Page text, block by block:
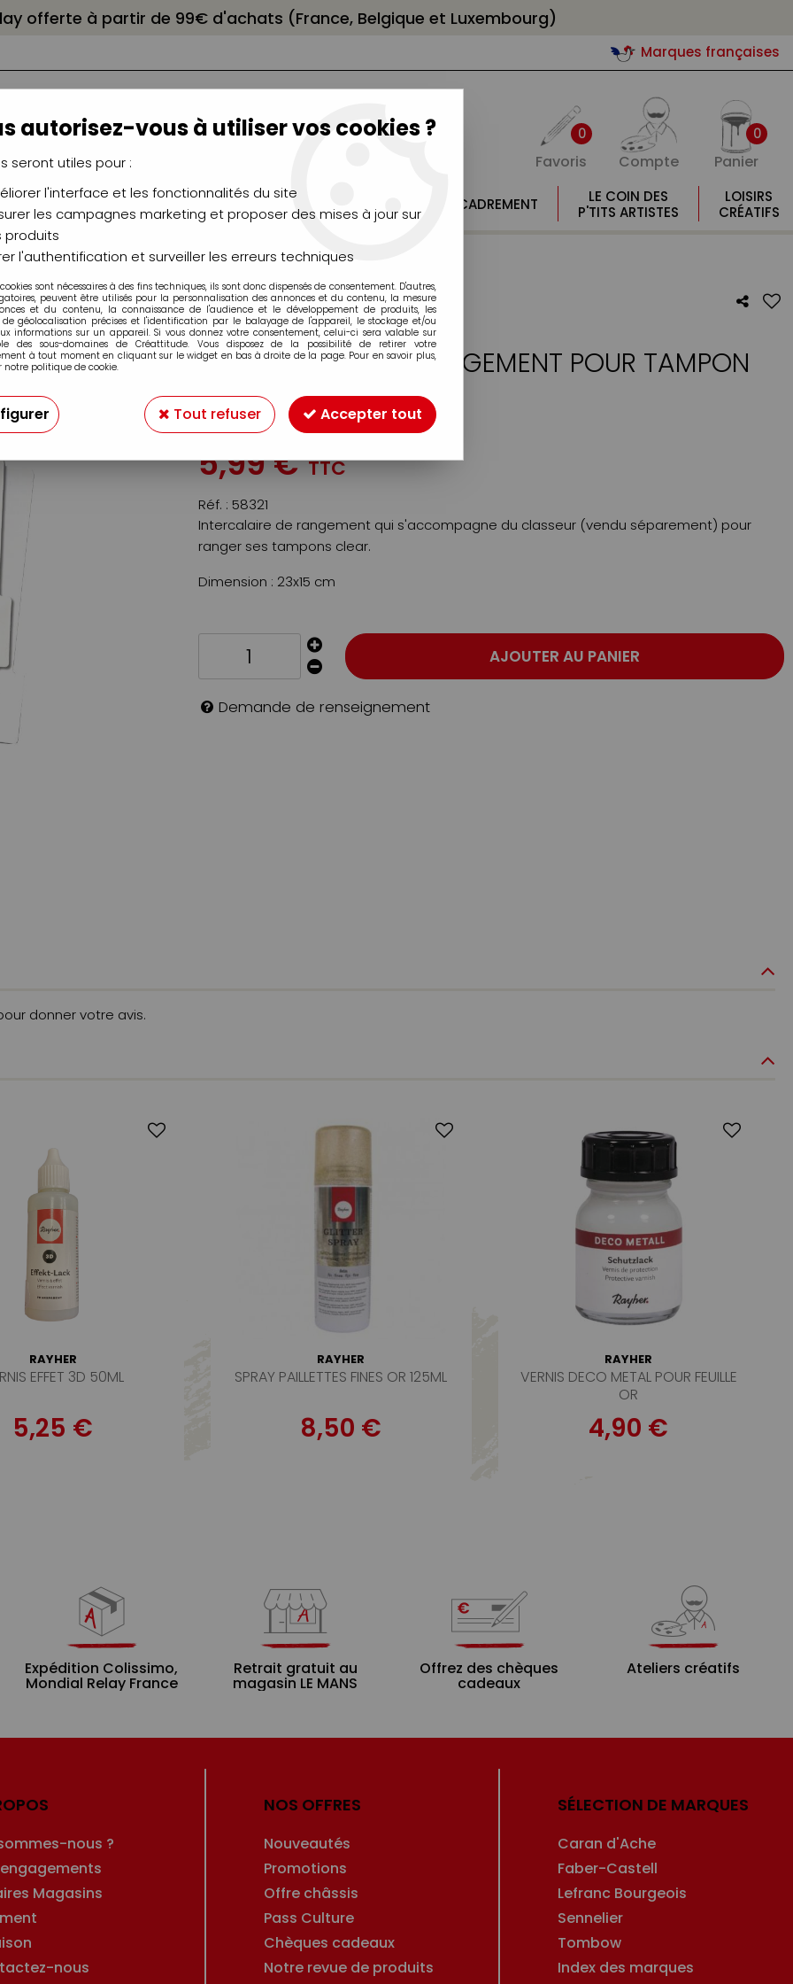
offerte à partir de 99€ d'achats (France, Belgique et Luxembourg)
Marques françaises
0
Favoris Compte
0
Panier
CHÂSSIS
CHEVALETS
AÉROGRAPHIE
MODÉLISME
MOULAGE
ENCADREMENT
LE COIN DES
P'TITS ARTISTES
LOISIRS
CRÉATIFS
>INTERCALAIRE DE RANGEMENT POUR TAMPON CLEAR 23X15CM
INTERCALAIRE DE RANGEMENT POUR TAMPON
CLEAR 23X15CM
Soyez le premier à donner votre avis !
5,99€TTC
Réf. : 58321
Intercalaire de rangement qui s'accompagne du classeur (vendu séparement) pour
ranger ses tampons clear.
Dimension : 23x15 cm
AJOUTER AU PANIER
Demande de renseignement
donner votre avis.
RAYHER
EFFET 3D 50ML
5,25 €
RAYHER
SPRAY PAILLETTES FINES OR 125ML
8,50 €
RAYHER
VERNIS DECO METAL POUR FEUILLE
OR
4,90 €
Expédition Colissimo,
Mondial Relay France
Retrait gratuit au
magasin LE MANS
Offrez des chèques
cadeaux
Ateliers créatifs
nous ?
Magasins
nous
NOS OFFRES
Nouveautés
Promotions
Offre châssis
Pass Culture
Chèques cadeaux
Notre revue de produits
SÉLECTION DE MARQUES
Caran d'Ache
Faber-Castell
Lefranc Bourgeois
Sennelier
Tombow
Index des marques
autorisez-vous à utiliser vos cookies ?
seront utiles pour :
l'interface et les fonctionnalités du site
les campagnes marketing et proposer des mises à jour sur
produits
l'authentification et surveiller les erreurs techniques
sont nécessaires à des fins techniques, ils sont donc dispensés de consentement. D'autres,
peuvent être utilisés pour la personnalisation des annonces et du contenu, la mesure
et du contenu, la connaissance de l'audience et le développement de produits, les
de géolocalisation précises et l'identification par le balayage de l'appareil, le stockage et/ou
informations sur un appareil. Si vous donnez votre consentement, celui-ci sera valable sur
des sous-domaines de Créattitude. Vous disposez de la possibilité de retirer votre
à tout moment en cliquant sur le widget en bas à droite de la page. Pour en savoir plus,
notre politique de cookie.
Tout refuser Accepter tout